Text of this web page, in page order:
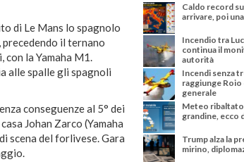
di Le Mans lo spagnolo
, precedendo il ternano
la Yamaha M1.
alle spalle gli spagnoli
conseguenze al 5° dei
Johan Zarco (Yamaha
scena del forlivese. Gara
Caldo record
arrivare, poi
Incendio tra
continua il
autorità
Incendi senza
raggiunge Roio
generale
Meteo
grandine, ecco
Trump alza la
mirino,